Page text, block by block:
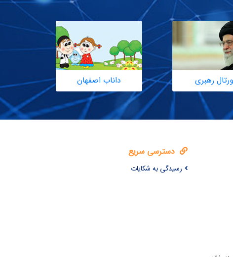
رهبری داناب اصفهان
دسترسی سریع
رسیدگی به شکایات